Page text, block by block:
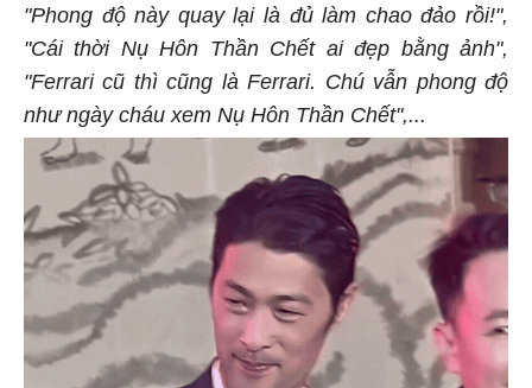
"Phong độ này quay lại là đủ làm chao đảo rồi!",
"Cái thời Nụ Hôn Thần Chết ai đẹp bằng ảnh",
"Ferrari cũ thì cũng là Ferrari. Chú vẫn phong độ
như ngày cháu xem Nụ Hôn Thần Chết",...